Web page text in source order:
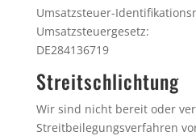
Umsatzsteuer-
Umsatzsteuergesetz:
DE284136719
Streitschlichtung
Wir sind nicht bereit oder
Streitbeilegungsverfahren